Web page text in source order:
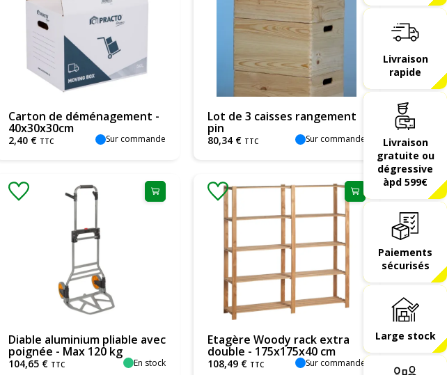
Livraison
rapide
Livraison
gratuite ou
dégressive
àpd 599€
Paiements
sécurisés
Large stock
Carton de déménagement -
40x30x30cm
2,40€ TTC Sur commande
Lot de 3 caisses rangement
pin
80,34 € TTC Sur commande
Diable aluminium pliable avec
poignée - Max 120 kg
104,65€ TTC En stock
Etagère Woody rack extra
double - 175x175x40 cm
108,49 € TTC Sur commande